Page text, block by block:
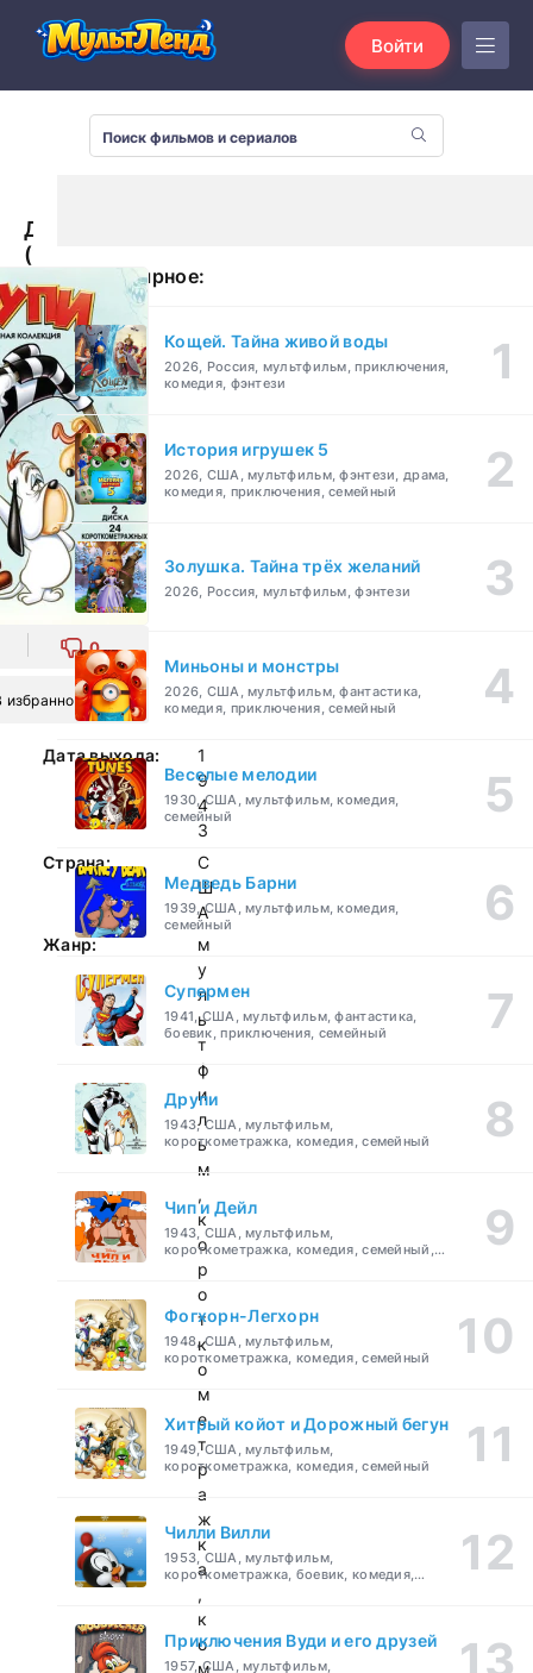
Войти
Друпи
(1943)
0
избранное
Дата выхода:
1
9
4
3
Страна:
С
Ш
А
Жанр:
м
у
л
ь
т
ф
и
л
ь
м
,
к
о
р
о
т
к
о
м
е
т
р
а
ж
к
а
,
к
о
м
Популярное:
Кощей. Тайна живой воды
2026, Россия, мультфильм, приключения,
комедия, фэнтези
История игрушек 5
2026, США, мультфильм, фэнтези, драма,
комедия, приключения, семейный
Золушка. Тайна трёх желаний
2026, Россия, мультфильм, фэнтези
Миньоны и монстры
2026, США, мультфильм, фантастика,
комедия, приключения, семейный
Веселые мелодии
1930, США, мультфильм, комедия,
семейный
Медведь Барни
1939, США, мультфильм, комедия,
семейный
Супермен
1941, США, мультфильм, фантастика,
боевик, приключения, семейный
Друпи
1943, США, мультфильм,
короткометражка, комедия, семейный
Чип и Дейл
1943, США, мультфильм,
короткометражка, комедия, семейный,
детский
Фогхорн-Легхорн
1948, США, мультфильм,
короткометражка, комедия, семейный
Хитрый койот и Дорожный бегун
1949, США, мультфильм,
короткометражка, комедия, семейный
Чилли Вилли
1953, США, мультфильм,
короткометражка, боевик, комедия,
Приключения Вуди и его друзей
1957, США, мультфильм,